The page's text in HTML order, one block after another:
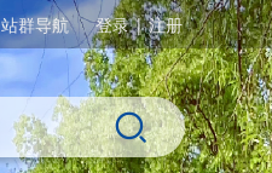
站群导航 登录|注册